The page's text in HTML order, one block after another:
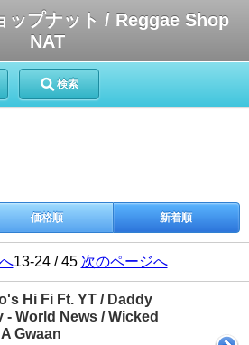
ップナット / Reggae Shop
NAT
検索
価格順 新着順
13-24 / 45 次のページへ
Hi Fi Ft. YT / Daddy
- World News / Wicked
Gwaan